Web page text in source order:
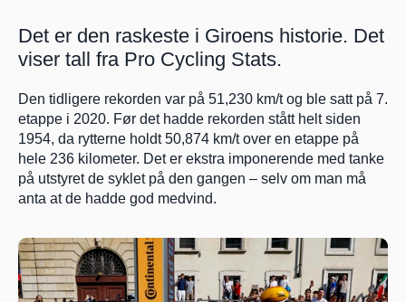
Det er den raskeste i Giroens historie. Det
viser tall fra Pro Cycling Stats.
Den tidligere rekorden var på 51,230 km/t og ble satt på 7.
etappe i 2020. Før det hadde rekorden stått helt siden
1954, da rytterne holdt 50,874 km/t over en etappe på
hele 236 kilometer. Det er ekstra imponerende med tanke
på utstyret de syklet på den gangen – selv om man må
anta at de hadde god medvind.